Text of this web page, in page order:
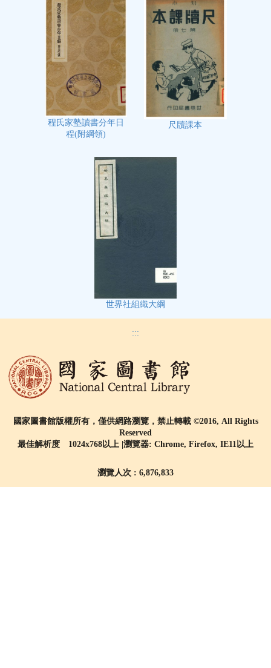
程氏家塾讀書分年日
程(附綱領)
尺牘課本
世界社組織大綱
:::
國家圖書館版權所有，僅供網路瀏覽，禁止轉載 ©2016, All Rights
Reserved
最佳解析度 1024x768以上 |瀏覽器: Chrome, Firefox, IE11以上
瀏覽人次 : 6,876,833